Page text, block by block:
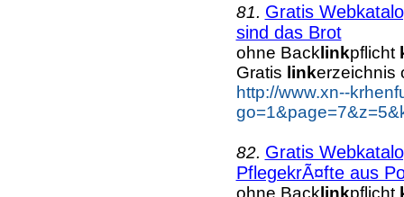
81. Gratis
sind das Brot
ohne Back linkpflicht
Gratis linkerzeichnis
http://www.xn--
82. Gratis
PflegekrÃ¤fte aus
ohne Back linkpflicht